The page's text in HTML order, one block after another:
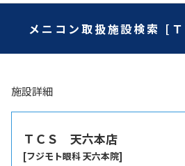
メニコン取扱施設検索 [
施設詳細
ＴＣＳ 天六本店
[フジモト眼科 天六本院]